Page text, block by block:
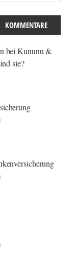
KOMMENTARE
bei Kununu &
sie?